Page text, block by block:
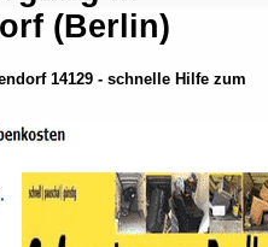
(Berlin)
14129 - schnelle Hilfe zum